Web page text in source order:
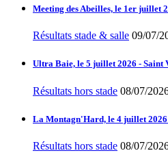
Meeting des Abeilles, le 1er juillet
Résultats stade & salle 09/07/
Ultra Baie, le 5 juillet 2026 - Saint
Résultats hors stade 08/07/
La Montagn'Hard, le 4 juillet 2026
Résultats hors stade 08/07/